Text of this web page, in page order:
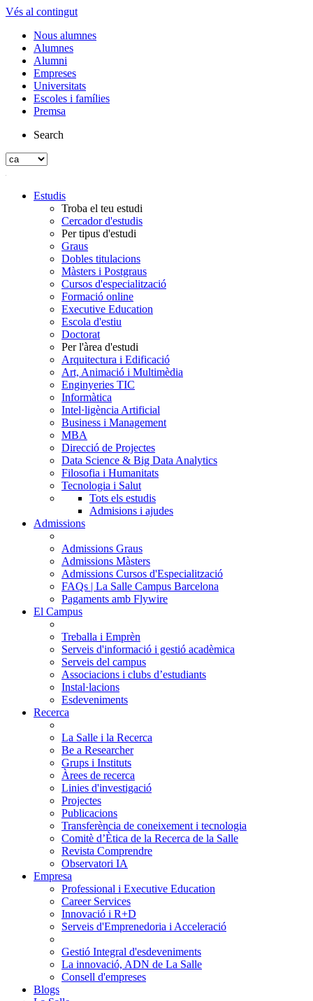
Vés al contingut
Nous alumnes
Alumnes
Alumni
Empreses
Universitats
Escoles i famílies
Premsa
Search
Estudis
Troba el teu estudi
Cercador d'estudis
Per tipus d'estudi
Graus
Dobles titulacions
Màsters i Postgraus
Cursos d'especialització
Formació online
Executive Education
Escola d'estiu
Doctorat
Per l'àrea d'estudi
Arquitectura i Edificació
Art, Animació i Multimèdia
Enginyeries TIC
Informàtica
Intel·ligència Artificial
Business i Management
MBA
Direcció de Projectes
Data Science & Big Data Analytics
Filosofia i Humanitats
Tecnologia i Salut
Tots els estudis
Admisions i ajudes
Admissions
Admissions Graus
Admissions Màsters
Admissions Cursos d'Especialització
FAQs | La Salle Campus Barcelona
Pagaments amb Flywire
El Campus
Treballa i Emprèn
Serveis d'informació i gestió acadèmica
Serveis del campus
Associacions i clubs d’estudiants
Instal·lacions
Esdeveniments
Recerca
La Salle i la Recerca
Be a Researcher
Grups i Instituts
Àrees de recerca
Linies d'investigació
Projectes
Publicacions
Transferència de coneixement i tecnologia
Comitè d’Ètica de la Recerca de la Salle
Revista Comprendre
Observatori IA
Empresa
Professional i Executive Education
Career Services
Innovació i R+D
Serveis d'Emprenedoria i Acceleració
Gestió Integral d'esdeveniments
La innovació, ADN de La Salle
Consell d'empreses
Blogs